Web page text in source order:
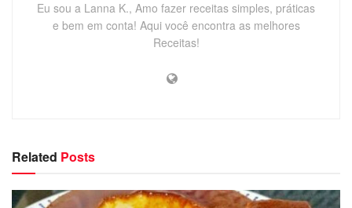
Eu sou a Lanna K., Amo fazer receitas simples, práticas
e bem em conta! Aqui você encontra as melhores
Receitas!
Related Posts